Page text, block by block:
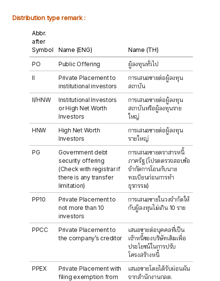
Distribution type remark :
Abbr.
after
Symbol
Name (ENG)
Name (TH)
PO
Public Offering
ผู้ลงทุนทั่วไป
II
Private Placement to
institutional investors
การเสนอขายต่อผู้ลงทุน
สถาบัน
II/HNW
Institutional Investors
or High Net Worth
Investors
การเสนอขายต่อผู้ลงทุน
สถาบันหรือผู้ลงทุนราย
ใหญ่
HNW
High Net Worth
Investors
การเสนอขายต่อผู้ลงทุน
รายใหญ่
PG
Government debt
security offering
(Check with registrar if
there is any transfer
limitation)
การเสนอขายตราสารหนี้
ภาครัฐ (โปรดตรวจสอบข้อ
จำกัดการโอนกับนาย
ทะเบียนก่อนการทำ
ธุรกรรม)
PP10
Private Placement to
not more than 10
investors
การเสนอขายในวงจำกัดให้
กับผู้ลงทุนไม่เกิน 10 ราย
PPCC
Private Placement to
the company’s creditor
เสนอขายต่อบุคคลที่เป็น
เจ้าหนี้ของบริษัทเดิมเพื่อ
ประโยชน์ในการปรับ
โครงสร้างหนี้
PPEX
Private Placement with
filing exemption from
เสนอขายโดยได้รับผ่อนผัน
จากสำนักงานกลต.